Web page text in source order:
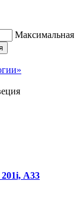
Максимальная
А33